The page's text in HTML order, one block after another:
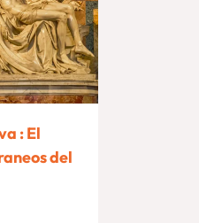
: El
del